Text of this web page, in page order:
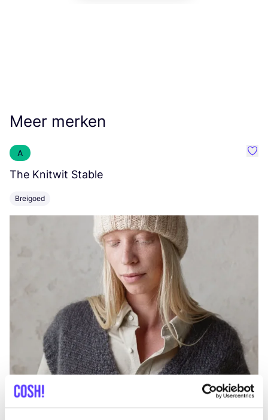
Meer merken
A
The Knitwit Stable
Breigoed